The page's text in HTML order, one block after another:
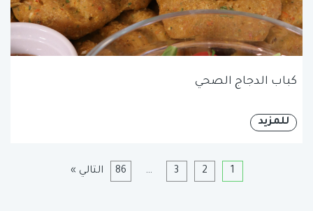
كباب الدجاج الصحي
للمزيد
1
2
3
…
86 التالي »